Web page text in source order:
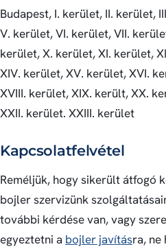
Budapest, I. kerület, II. kerület,
V. kerület, VI. kerület, VII.
kerület, X. kerület, XI. kerület,
XIV. kerület, XV. kerület, XVI.
XVIII. kerület, XIX. került, XX.
XXII. kerület. XXIII. kerület
Kapcsolatfelvétel
Reméljük, hogy sikerült átfogó
bojler szervizünk
további kérdése van, vagy
egyeztetni a bojler javításra, ne